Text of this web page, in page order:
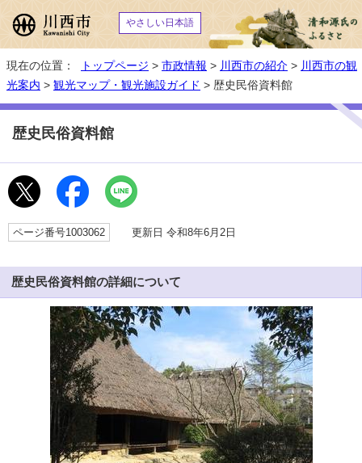
やさしい日本語
現在の位置： トップページ > 市政情報 > 川西市の紹介 > 川西市の観
光案内 > 観光マップ・観光施設ガイド > 歴史民俗資料館
歴史民俗資料館
ページ番号1003062 更新日 令和8年6月2日
歴史民俗資料館の詳細について